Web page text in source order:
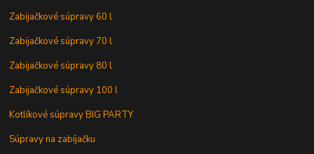
Zabijačkové súpravy 60 l
Zabijačkové súpravy 70 l
Zabijačkové súpravy 80 l
Zabijačkové súpravy 100 l
Kotlíkové súpravy BIG PARTY
Súpravy na zabíjačku